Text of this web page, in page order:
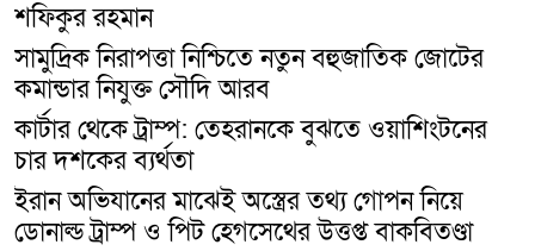
শফিকুর রহমান
সামুদ্রিক নিরাপত্তা নিশ্চিতে নতুন বহুজাতিক জোটের
কমান্ডার নিযুক্ত সৌদি আরব
কার্টার থেকে ট্রাম্প: তেহরানকে বুঝতে ওয়াশিংটনের
চার দশকের ব্যর্থতা
ইরান অভিযানের মাঝেই অস্ত্রের তথ্য গোপন নিয়ে
ডোনাল্ড ট্রাম্প ও পিট হেগসেথের উত্তপ্ত বাকবিতণ্ডা